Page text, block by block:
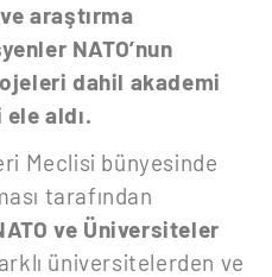
araştırma
NATO’nun
dahil akademi
aldı.
Meclisi bünyesinde
tarafından
ve Üniversiteler
üniversitelerden ve